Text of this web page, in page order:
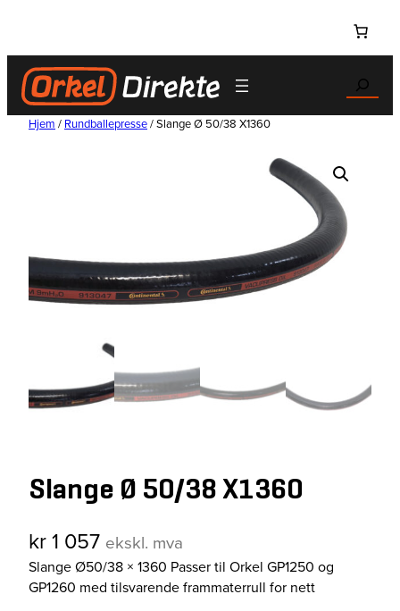
innhold
Search
Hjem / Rundballepresse/ Slange Ø 50/38 X1360
Slange Ø 50/38 X1360
kr1 057 ekskl. mva
Slange Ø50/38 × 1360 Passer til Orkel GP1250 og
GP1260 med tilsvarende frammaterrull for nett